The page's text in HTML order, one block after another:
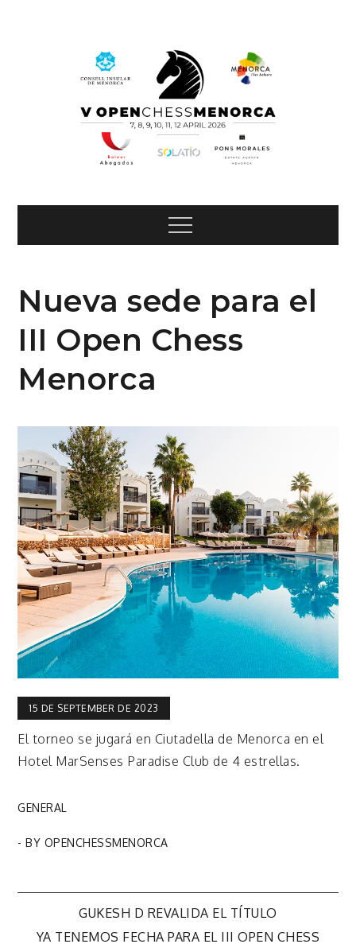
Open
Chess
Menorca
Menu
Nueva sede para el
III Open Chess
Menorca
15 DE SEPTEMBER DE 2023
El torneo se jugará en Ciutadella de Menorca en el
Hotel MarSenses Paradise Club de 4 estrellas.
GENERAL
- BY OPENCHESSMENORCA
Navegación
GUKESH D REVALIDA EL TÍTULO
YA TENEMOS FECHA PARA EL III OPEN CHESS